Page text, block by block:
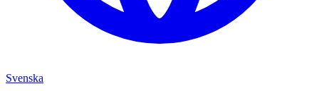
Svenska